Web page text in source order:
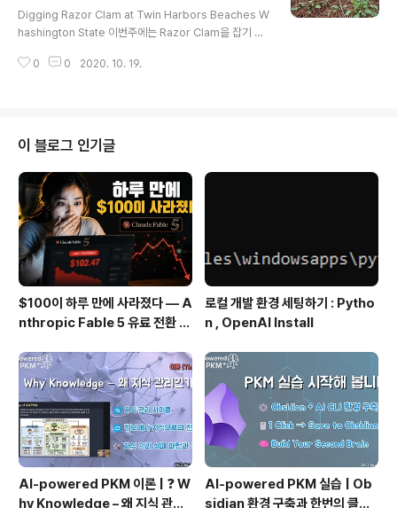
Permit을 무료로 어떻게 받을 수 있는지 .... 그런 규정들이
있다. I usually go to these mountains to forag..
Digging Razor Clam at Twin Harbors Beaches W
hashington State 이번주에는 Razor Clam을 잡기 위
해 9월 중순 잠깐 Open 했다가 다시 10월 중순에 Open
dlife WDFW employees will be furloughed Frida
y, October 16. Most services will be impacted. F
or COVID-..
0 0 2020. 10. 19.
이 블로그 인기글
$100이 하루 만에 사라졌다 — A
nthropic Fable 5 유료 전환 사
로컬 개발 환경 세팅하기 : Pytho
n , OpenAI Install
AI-powered PKM 이론 | ❓ W
hy Knowledge – 왜 지식 관리
AI-powered PKM 실습 | Ob
sidian 환경 구축과 한번의 클릭